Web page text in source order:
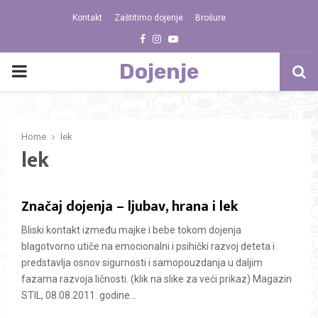
Kontakt Zaštitimo dojenje Brošure
Facebook
Instagram
Youtube
PRIMARY
Dojenje
Home lek
lek
Značaj dojenja – ljubav, hrana i lek
Bliski kontakt između majke i bebe tokom dojenja
blagotvorno utiče na emocionalni i psihički razvoj deteta i
predstavlja osnov sigurnosti i samopouzdanja u daljim
fazama razvoja ličnosti. (klik na slike za veći prikaz) Magazin
STIL, 08.08.2011. godine...